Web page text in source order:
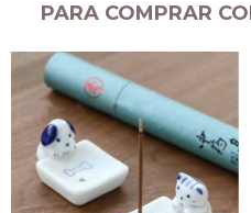
PARA COMPRAR